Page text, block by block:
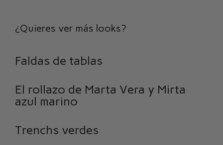
¿Quieres ver más looks?
Faldas de tablas
El rollazo de Marta Vera y Mirta
azul marino
Trenchs verdes